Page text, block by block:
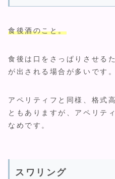
食後酒のこと。
食後は口をさっぱりさせる
が出される場合が多いです。
アペリティフと同様、格式
ともありますが、アペリテ
なめです。
スワリング